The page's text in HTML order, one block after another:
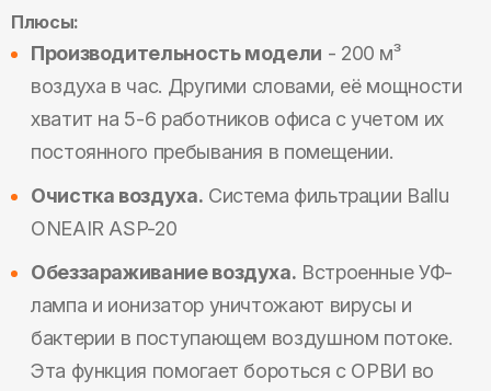
Плюсы:
Производительность модели - 200 м³
воздуха в час. Другими словами, её мощности
хватит на 5-6 работников офиса с учетом их
постоянного пребывания в помещении.
Очистка воздуха. Система фильтрации Ballu
ONEAIR ASP-20
Обеззараживание воздуха. Встроенные УФ-
лампа и ионизатор уничтожают вирусы и
бактерии в поступающем воздушном потоке.
Эта функция помогает бороться с ОРВИ во